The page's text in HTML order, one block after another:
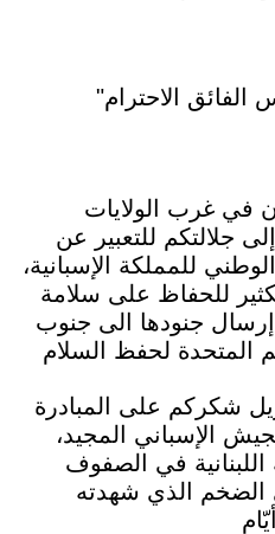
الفائق الاحترام
في غرب الولايات
جلالتكم للتعبير عن
للمملكة الإسبانية،
للحفاظ على سلامة
إرسال جنودها الى جنوب
شكركم على المبادرة
الإسباني المجيد،
في الصفوف
الضخم الذي شهدته